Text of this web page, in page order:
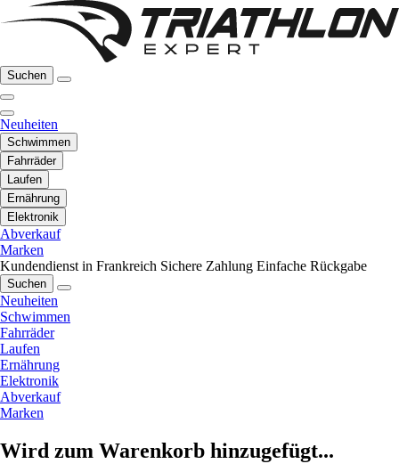
Suchen
Neuheiten
Schwimmen
Fahrräder
Laufen
Ernährung
Elektronik
Abverkauf
Marken
Kundendienst in Frankreich Sichere Zahlung Einfache Rückgabe
Suchen
Neuheiten
Schwimmen
Fahrräder
Laufen
Ernährung
Elektronik
Abverkauf
Marken
Wird zum Warenkorb hinzugefügt...